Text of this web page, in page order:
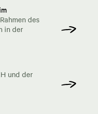
des
in der
und der